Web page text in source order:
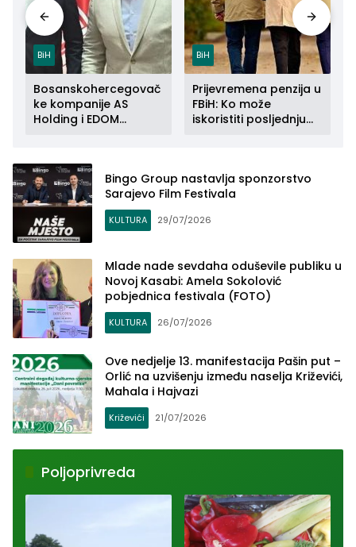
BiH
Bosanskohercegovač
ke kompanije AS
Holding i EDOM
BiH
Prijevremena penzija u
FBiH: Ko može
iskoristiti posljednju
Bingo Group nastavlja sponzorstvo
Sarajevo Film Festivala
KULTURA 29/07/2026
Mlade nade sevdaha oduševile publiku u
Novoj Kasabi: Amela Sokolović
pobjednica festivala (FOTO)
KULTURA 26/07/2026
Ove nedjelje 13. manifestacija Pašin put –
Orlić na uzvišenju između naselja Križevići,
Mahala i Hajvazi
Križevići 21/07/2026
Poljoprivreda